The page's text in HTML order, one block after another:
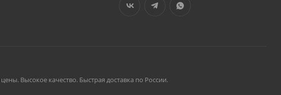
Высокое качество. Быстрая доставка по России.